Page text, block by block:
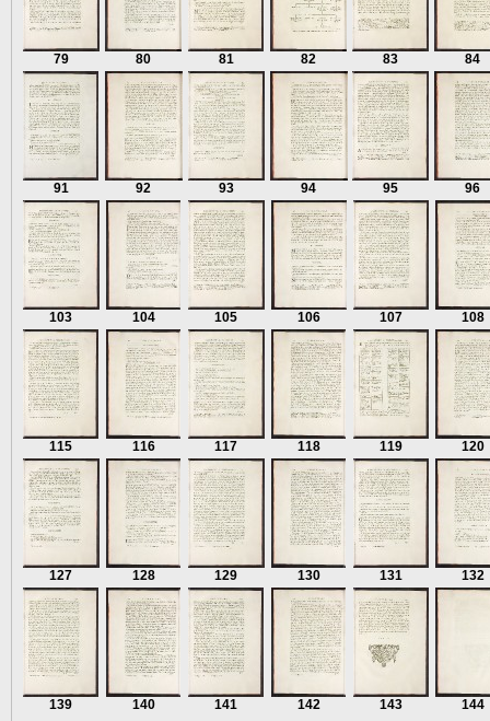
79 80 81 82 83 84
91 92 93 94 95 96
103 104 105 106 107 108
115 116 117 118 119 120
127 128 129 130 131 132
139 140 141 142 143 144